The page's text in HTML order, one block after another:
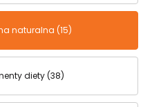
naturalna (15)
diety (38)